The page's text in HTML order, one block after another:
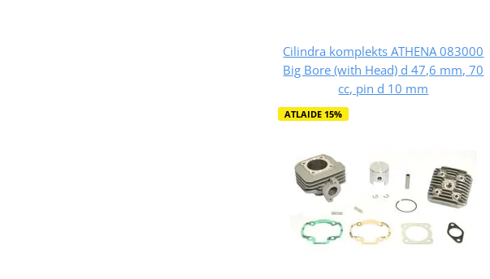
Cilindra komplekts ATHENA 083000
Big Bore (with Head) d 47,6 mm, 70
cc, pin d 10 mm
ATLAIDE 15%